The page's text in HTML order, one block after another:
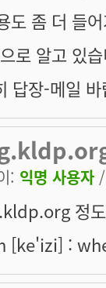
도 좀 더 들
로 알고 있
답장-메일
: 익명 사용자
정
[ke'izi] :